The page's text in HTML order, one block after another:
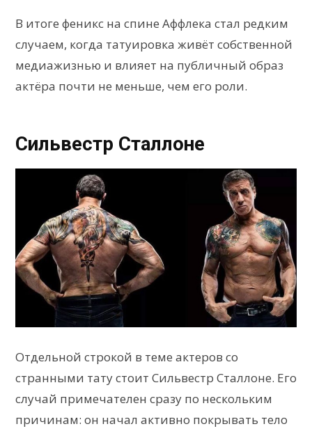
В итоге феникс на спине Аффлека стал редким
случаем, когда татуировка живёт собственной
медиажизнью и влияет на публичный образ
актёра почти не меньше, чем его роли.
Сильвестр Сталлоне
Отдельной строкой в теме актеров со
странными тату стоит Сильвестр Сталлоне. Его
случай примечателен сразу по нескольким
причинам: он начал активно покрывать тело